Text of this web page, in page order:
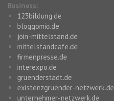
Business:
123bildung.de
bloggomio.de
join-mittelstand.de
mittelstandcafe.de
firmenpresse.de
interexpo.de
gruenderstadt.de
existenzgruender-netzwerk.de
unternehmer-netzwerk.de